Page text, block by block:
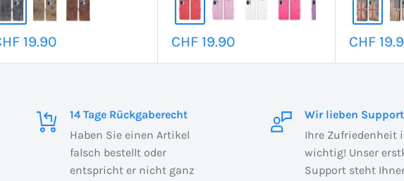
19.90 Sonderpreis
CHF 19.90 CHF
14 Tage Rückgaberecht
Haben Sie einen Artikel
falsch bestellt oder
entspricht er nicht ganz
Wir lieben Support
Ihre Zufriedenheit
wichtig! Unser
Support steht